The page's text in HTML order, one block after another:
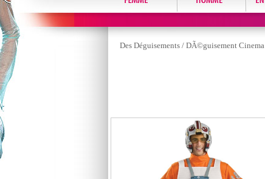
Des Déguisements / DÃ©guisement Cinema